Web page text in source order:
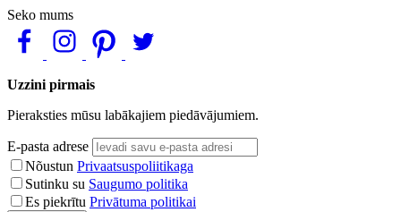
Seko mums
Uzzini pirmais
Pieraksties mūsu labākajiem piedāvājumiem.
E-pasta adrese
Nõustun Privaatsuspoliitikaga
Sutinku su Saugumo politika
Es piekrītu Privātuma politikai